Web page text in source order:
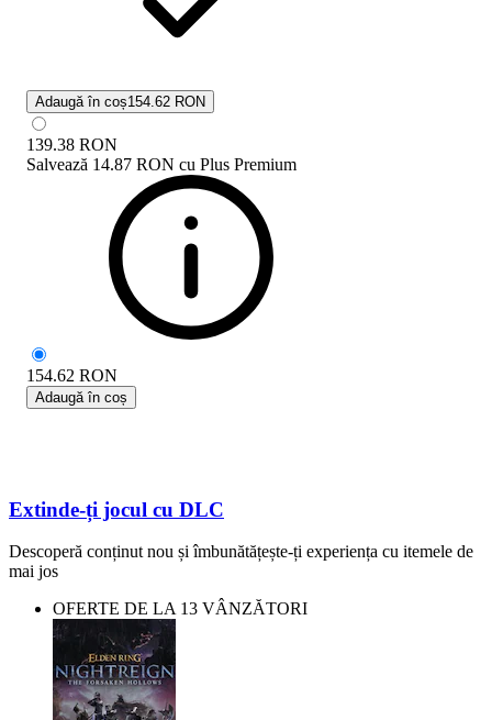
Adaugă în coș154.62 RON
139.38 RON
Salvează 14.87 RON cu Plus Premium
154.62 RON
Adaugă în coș
Extinde-ți jocul cu DLC
Descoperă conținut nou și îmbunătățește-ți experiența cu itemele de
mai jos
OFERTE DE LA 13 VÂNZĂTORI